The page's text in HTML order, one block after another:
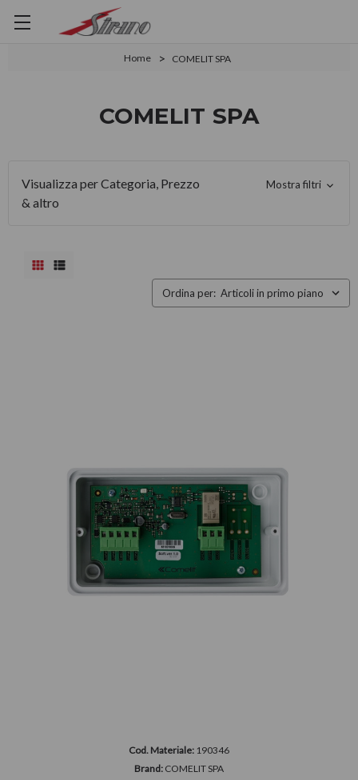
Home COMELIT SPA
COMELIT SPA
Visualizza per Categoria, Prezzo
& altro
Mostra filtri
Ordina per:
Cod. Materiale: 190346
Brand: COMELIT SPA